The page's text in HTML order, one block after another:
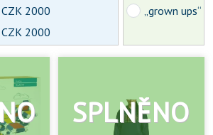
CZK 2000
2000
„grown ups“